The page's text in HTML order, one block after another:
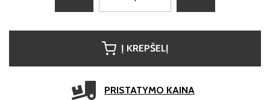
Į KREPŠELĮ
PRISTATYMO KAINA